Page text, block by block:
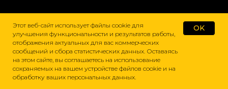
Этот веб-сайт использует файлы cookie для
улучшения функциональности и результатов работы,
отображения актуальных для вас коммерческих
сообщений и сбора статистических данных. Оставаясь
на этом сайте, вы соглашаетесь на использование
сохраняемых на вашем устройстве файлов cookie и на
обработку ваших персональных данных.
OK
Домой Каталог Подбор